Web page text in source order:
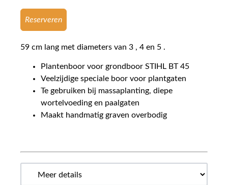
Reserveren
59 cm lang met diameters van 3 , 4 en 5 .
Plantenboor voor grondboor STIHL BT 45
Veelzijdige speciale boor voor plantgaten
Te gebruiken bij massaplanting, diepe
wortelvoeding en paalgaten
Maakt handmatig graven overbodig